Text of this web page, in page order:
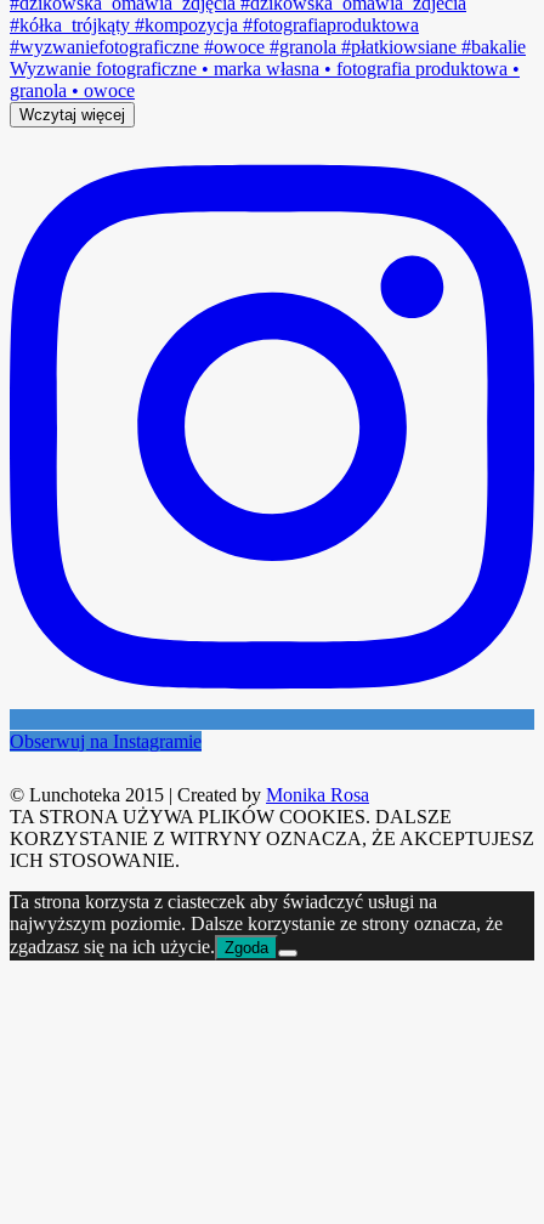
Wczytaj więcej
Obserwuj na Instagramie
© Lunchoteka 2015 Created by Monika Rosa
TA STRONA UŻYWA PLIKÓW COOKIES. DALSZE
KORZYSTANIE Z WITRYNY OZNACZA, ŻE AKCEPTUJESZ
ICH STOSOWANIE.
Ta strona korzysta z ciasteczek aby świadczyć usługi na
najwyższym poziomie. Dalsze korzystanie ze strony oznacza, że
zgadzasz się na ich użycie. Zgoda